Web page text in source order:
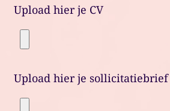
Upload hier je CV
Upload hier je sollicitatiebrief